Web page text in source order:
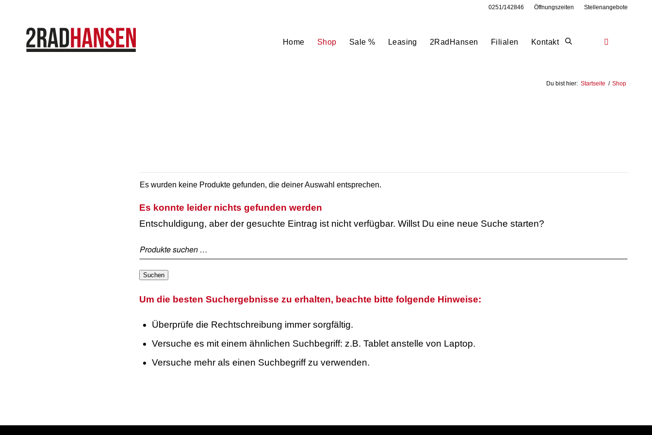
0251/142846 Öffnungszeiten Stellenangebote
Home Shop Sale % Leasing 2RadHansen Filialen Kontakt
Du bist hier: Startseite / Shop
Es wurden keine Produkte gefunden, die deiner Auswahl entsprechen.
Es konnte leider nichts gefunden werden
Entschuldigung, aber der gesuchte Eintrag ist nicht verfügbar. Willst Du eine neue Suche starten?
Suchen
Um die besten Suchergebnisse zu erhalten, beachte bitte folgende Hinweise:
Überprüfe die Rechtschreibung immer sorgfältig.
Versuche es mit einem ähnlichen Suchbegriff: z.B. Tablet anstelle von Laptop.
Versuche mehr als einen Suchbegriff zu verwenden.